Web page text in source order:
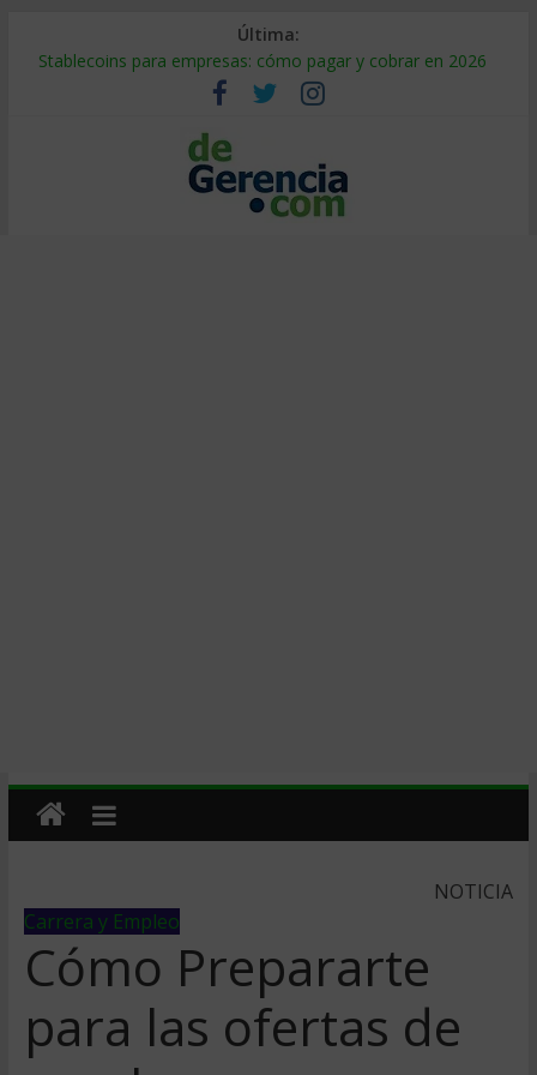
Última:
Stablecoins para empresas: cómo pagar y cobrar en 2026
Despido silencioso: qué es y por qué sale tan caro
IA en selección de personal: cómo auditarla a tiempo
Trabajo forzoso en la cadena de suministro: qué hacer
Mercado hispano de EE. UU.: cómo segmentarlo y venderle
NOTICIA
Carrera y Empleo
Cómo Prepararte
para las ofertas de